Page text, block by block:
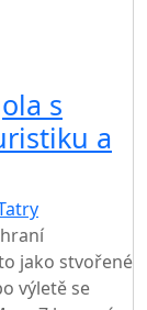
s
a
jako stvořené
výletě se